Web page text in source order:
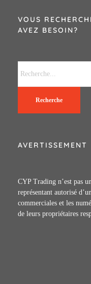
VOUS
AVEZ BESOIN?
Recherche
AVERTISSEMENT
CYP Trading n’est pas
représentant autorisé
commerciales et les
de leurs propriétaires